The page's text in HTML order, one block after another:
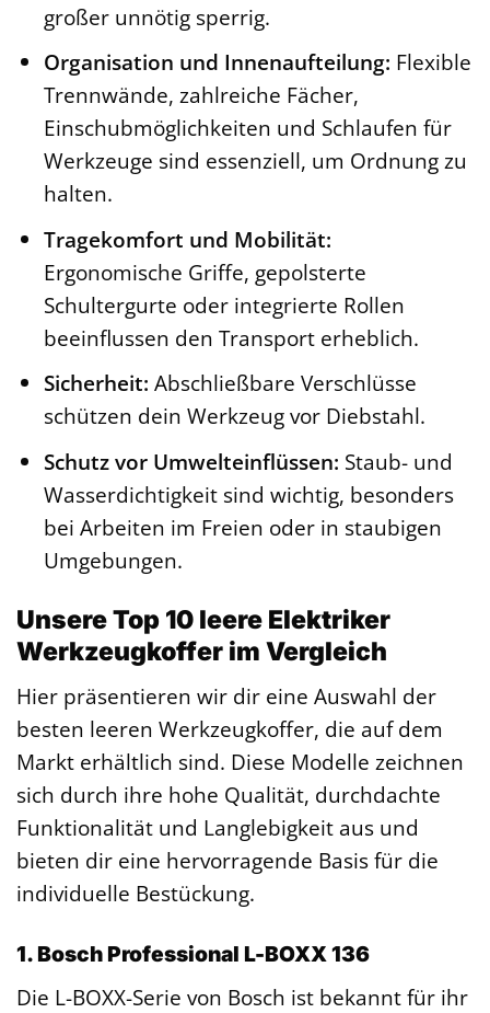
großer unnötig sperrig.
Organisation und Innenaufteilung: Flexible
Trennwände, zahlreiche Fächer,
Einschubmöglichkeiten und Schlaufen für
Werkzeuge sind essenziell, um Ordnung zu
halten.
Tragekomfort und Mobilität:
Ergonomische Griffe, gepolsterte
Schultergurte oder integrierte Rollen
beeinflussen den Transport erheblich.
Sicherheit: Abschließbare Verschlüsse
schützen dein Werkzeug vor Diebstahl.
Schutz vor Umwelteinflüssen: Staub- und
Wasserdichtigkeit sind wichtig, besonders
bei Arbeiten im Freien oder in staubigen
Umgebungen.
Unsere Top 10 leere Elektriker
Werkzeugkoffer im Vergleich
Hier präsentieren wir dir eine Auswahl der
besten leeren Werkzeugkoffer, die auf dem
Markt erhältlich sind. Diese Modelle zeichnen
sich durch ihre hohe Qualität, durchdachte
Funktionalität und Langlebigkeit aus und
bieten dir eine hervorragende Basis für die
individuelle Bestückung.
1. Bosch Professional L-BOXX 136
Die L-BOXX-Serie von Bosch ist bekannt für ihr